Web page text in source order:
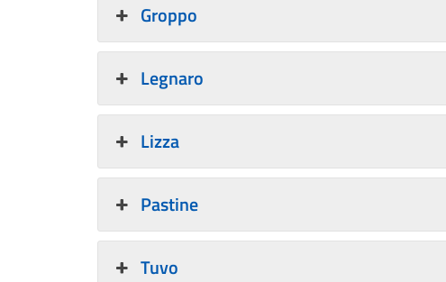
Groppo
Legnaro
Lizza
Pastine
Tuvo